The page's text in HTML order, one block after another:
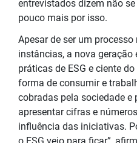
entrevistados dizem não
pouco mais por isso.
Apesar de ser um
instâncias, a nova
práticas de ESG e ciente
forma de consumir e
cobradas pela sociedade e
apresentar cifras e
influência das iniciativas.
o ESG veio para ficar”,